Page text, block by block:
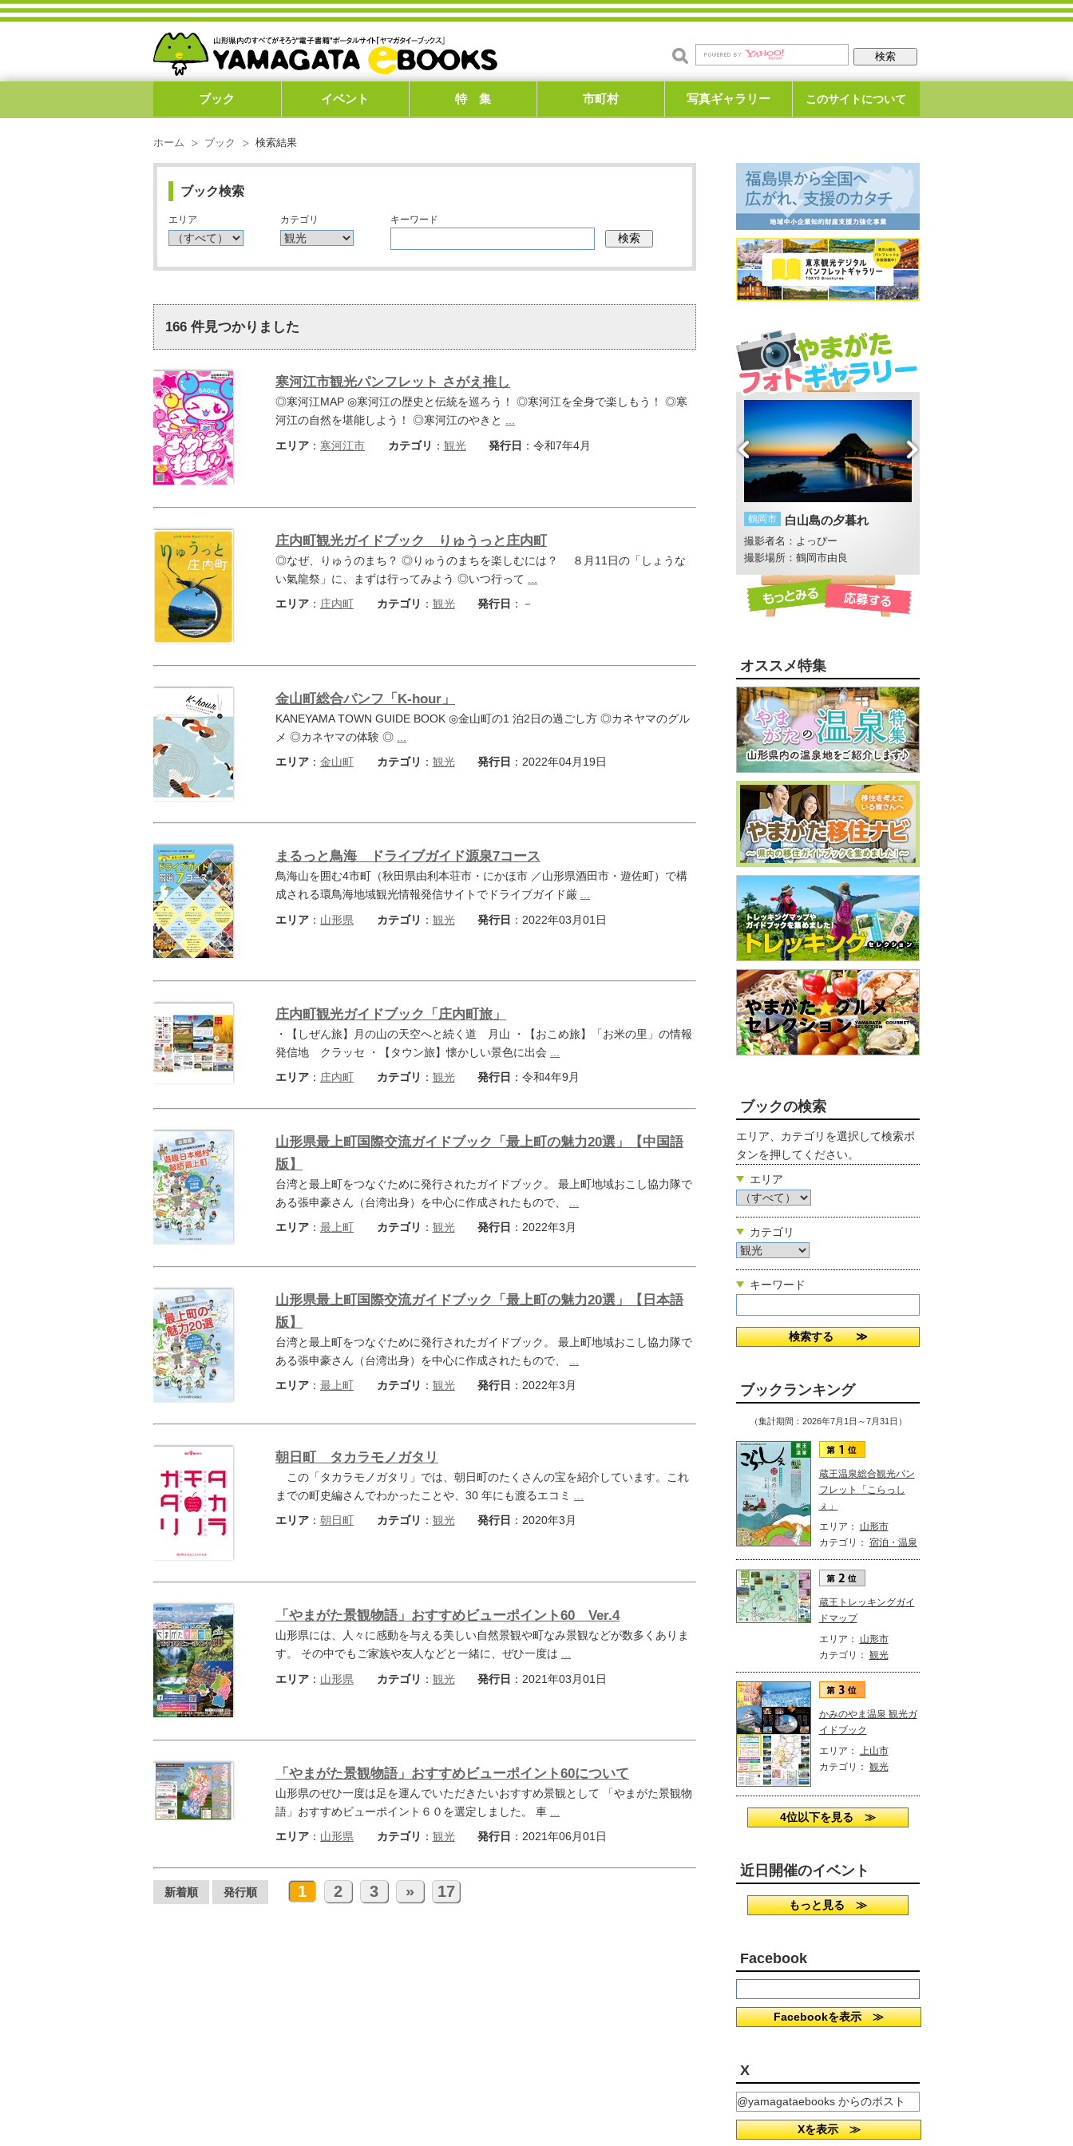
ブック イベント 特 集 市町村 写真ギャラリー このサイトについて
ホーム ブック 検索結果
ブック検索
エリア カテゴリ キーワード
166件見つかりました
寒河江市観光パンフレット さがえ推し
◎寒河江MAP ◎寒河江の歴史と伝統を巡ろう！ ◎寒河江を全身で楽しもう！ ◎寒
河江の自然を堪能しよう！ ◎寒河江のやきと ...
エリア ： 寒河江市 カテゴリ ： 観光 発行日 ：令和7年4月
庄内町観光ガイドブック りゅうっと庄内町
◎なぜ、りゅうのまち？ ◎りゅうのまちを楽しむには？ ８月11日の「しょうな
い氣龍祭」に、まずは行ってみよう ◎いつ行って
エリア ： 庄内町 カテゴリ ： 観光 発行日 ：－
金山町総合パンフ「K-hour」
KANEYAMA TOWN GUIDE BOOK ◎金山町の1 泊2日の過ごし方 ◎カネヤマのグル
メ ◎カネヤマの体験 ◎
エリア ： 金山町 カテゴリ ： 観光 発行日 ：2022年04月19日
まるっと鳥海 ドライブガイド源泉7コース
鳥海山を囲む4市町（秋田県由利本荘市・にかほ市 ／山形県酒田市・遊佐町）で構
成される環鳥海地域観光情報発信サイトでドライブガイド厳 ...
エリア ： 山形県 カテゴリ ： 観光 発行日 ：2022年03月01日
庄内町観光ガイドブック「庄内町旅」
・【しぜん旅】月の山の天空へと続く道 月山 ・【おこめ旅】「お米の里」の情報
発信地 クラッセ ・【タウン旅】懐かしい景色に出会
エリア ： 庄内町 カテゴリ ： 観光 発行日 ：令和4年9月
山形県最上町国際交流ガイドブック「最上町の魅力20選」【中国語
版】
台湾と最上町をつなぐために発行されたガイドブック。 最上町地域おこし協力隊で
ある張申豪さん（台湾出身）を中心に作成されたもので、 ...
エリア ： 最上町 カテゴリ ： 観光 発行日 ：2022年3月
山形県最上町国際交流ガイドブック「最上町の魅力20選」【日本語
版】
台湾と最上町をつなぐために発行されたガイドブック。 最上町地域おこし協力隊で
ある張申豪さん（台湾出身）を中心に作成されたもので、
エリア ： 最上町 カテゴリ ： 観光 発行日 ：2022年3月
朝日町 タカラモノガタリ
この「タカラモノガタリ」では、朝日町のたくさんの宝を紹介しています。これ
までの町史編さんでわかったことや、30 年にも渡るエコミ
エリア ： 朝日町 カテゴリ ： 観光 発行日 ：2020年3月
「やまがた景観物語」おすすめビューポイント60 Ver.4
山形県には、人々に感動を与える美しい自然景観や町なみ景観などが数多くありま
す。 その中でもご家族や友人などと一緒に、ぜひ一度は ...
エリア ： 山形県 カテゴリ ： 観光 発行日 ：2021年03月01日
「やまがた景観物語」おすすめビューポイント60について
山形県のぜひ一度は足を運んでいただきたいおすすめ景観として 「やまがた景観物
語」おすすめビューポイント６０を選定しました。 車
エリア ： 山形県 カテゴリ ： 観光 発行日 ：2021年06月01日
1 2 3 » 17
撮影者名：Caroline
撮影場所：山寺
鶴岡市 白山島の夕暮れ
撮影者名：よっぴー
撮影場所：鶴岡市由良
オススメ特集
ブックの検索
エリア、カテゴリを選択して検索ボ
タンを押してください。
エリア
カテゴリ
キーワード
ブックランキング
（集計期間：2026年7月1日～7月31日）
蔵王温泉総合観光パン
フレット「こらっし
ぇ」
エリア：
山形市
カテゴリ： 宿泊・温泉
蔵王トレッキングガイ
ドマップ
エリア：
山形市
カテゴリ： 観光
かみのやま温泉 観光ガ
イドブック
エリア： 上山市
カテゴリ： 観光
4位以下を見る ≫
近日開催のイベント
もっと見る ≫
Facebook
Facebookを表示 ≫
X
@yamagataebooks からのポスト
Xを表示 ≫